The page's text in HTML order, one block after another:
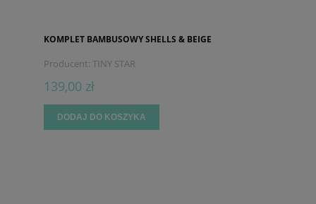
KOMPLET BAMBUSOWY SHELLS & BEIGE
Producent: TINY STAR
139,00 zł
DODAJ DO KOSZYKA